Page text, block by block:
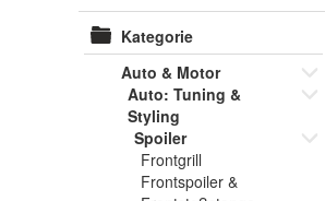
Kategorie
Auto & Motor
Auto: Tuning &
Styling
Spoiler
Frontgrill
Frontspoiler &